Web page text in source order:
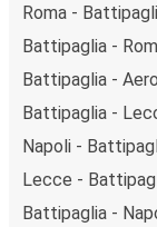
Roma -
Battipaglia -
Battipaglia -
Battipaglia -
Napoli -
Lecce -
Battipaglia -